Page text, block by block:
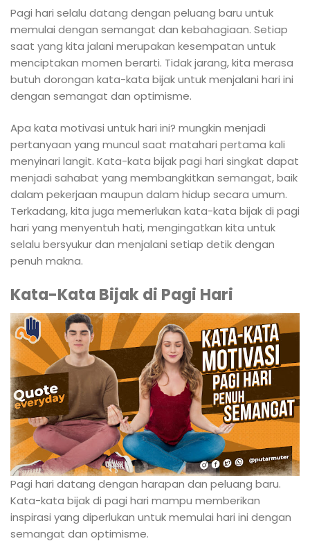
Pagi hari selalu datang dengan peluang baru untuk
memulai dengan semangat dan kebahagiaan. Setiap
saat yang kita jalani merupakan kesempatan untuk
menciptakan momen berarti. Tidak jarang, kita merasa
butuh dorongan kata-kata bijak untuk menjalani hari ini
dengan semangat dan optimisme.
Apa kata motivasi untuk hari ini? mungkin menjadi
pertanyaan yang muncul saat matahari pertama kali
menyinari langit. Kata-kata bijak pagi hari singkat dapat
menjadi sahabat yang membangkitkan semangat, baik
dalam pekerjaan maupun dalam hidup secara umum.
Terkadang, kita juga memerlukan kata-kata bijak di pagi
hari yang menyentuh hati, mengingatkan kita untuk
selalu bersyukur dan menjalani setiap detik dengan
penuh makna.
Kata-Kata Bijak di Pagi Hari
Pagi hari datang dengan harapan dan peluang baru.
Kata-kata bijak di pagi hari mampu memberikan
inspirasi yang diperlukan untuk memulai hari ini dengan
semangat dan optimisme.